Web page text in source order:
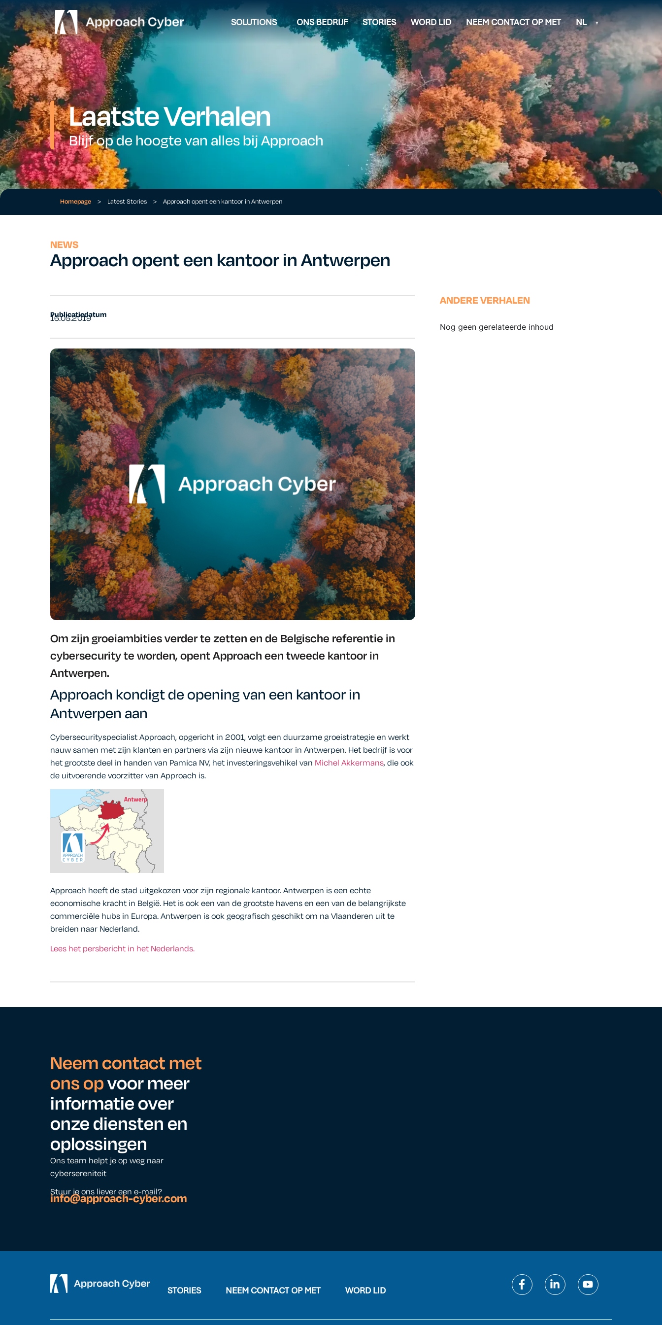
SOLUTIONS ONS BEDRIJF STORIES WORD LID NEEM CONTACT OP MET NL
Laatste Verhalen
Blijf op de hoogte van alles bij Approach
Homepage > Latest Stories > Approach opent een kantoor in Antwerpen
NEWS
Approach opent een kantoor in Antwerpen
Publicatiedatum
16.05.2019
Om zijn groeiambities verder te zetten en de Belgische referentie in
cybersecurity te worden, opent Approach een tweede kantoor in
Antwerpen.
Approach kondigt de opening van een kantoor in
Antwerpen aan
Cybersecurityspecialist Approach, opgericht in 2001, volgt een duurzame groeistrategie en werkt
nauw samen met zijn klanten en partners via zijn nieuwe kantoor in Antwerpen. Het bedrijf is voor
het grootste deel in handen van Pamica NV, het investeringsvehikel van Michel Akkermans, die ook
de uitvoerende voorzitter van Approach is.
Approach heeft de stad uitgekozen voor zijn regionale kantoor. Antwerpen is een echte
economische kracht in België. Het is ook een van de grootste havens en een van de belangrijkste
commerciële hubs in Europa. Antwerpen is ook geografisch geschikt om na Vlaanderen uit te
breiden naar Nederland.
Lees het persbericht in het Nederlands.
ANDERE VERHALEN
Nog geen gerelateerde inhoud
Neem contact met
ons opvoor meer
informatie over
onze diensten en
oplossingen
Ons team helpt je op weg naar
cybersereniteit
Stuur je ons liever een e-mail?
info@approach-cyber.com
STORIES NEEM CONTACT OP MET WORD LID